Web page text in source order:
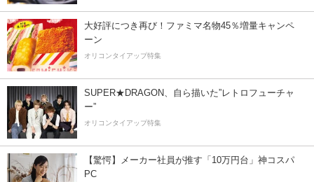
大好評につき再び！ファミマ名物45％増量キャンペ
ーン
オリコンタイアップ特集
SUPER★DRAGON、自ら描いた”レトロフューチャ
ー”
オリコンタイアップ特集
【驚愕】メーカー社員が推す「10万円台」神コスパ
PC